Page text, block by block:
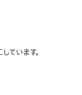
ています。